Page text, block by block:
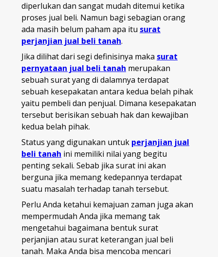
diperlukan dan sangat mudah ditemui ketika
proses jual beli. Namun bagi sebagian orang
ada masih belum paham apa itu surat
perjanjian jual beli tanah.
Jika dilihat dari segi definisinya maka surat
pernyataan jual beli tanah merupakan
sebuah surat yang di dalamnya terdapat
sebuah kesepakatan antara kedua belah pihak
yaitu pembeli dan penjual. Dimana kesepakatan
tersebut berisikan sebuah hak dan kewajiban
kedua belah pihak.
Status yang digunakan untuk perjanjian jual
beli tanah ini memiliki nilai yang begitu
penting sekali. Sebab jika surat ini akan
berguna jika memang kedepannya terdapat
suatu masalah terhadap tanah tersebut.
Perlu Anda ketahui kemajuan zaman juga akan
mempermudah Anda jika memang tak
mengetahui bagaimana bentuk surat
perjanjian atau surat keterangan jual beli
tanah. Maka Anda bisa mencoba mencari